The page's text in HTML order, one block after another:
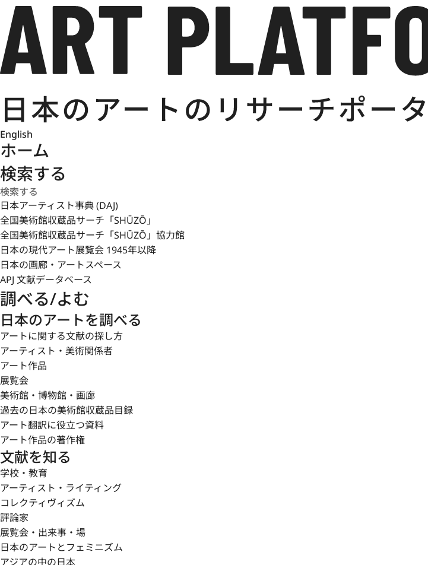
English
ホーム
検索する
日本アーティスト事典 (DAJ)
全国美術館収蔵品サーチ「SHŪZŌ」
全国美術館収蔵品サーチ「SHŪZŌ」協力館
日本の現代アート展覧会 1945年以降
日本の画廊・アートスペース
APJ 文献データベース
調べる/よむ
日本のアートを調べる
アートに関する文献の探し方
アーティスト・美術関係者
アート作品
展覧会
美術館・博物館・画廊
過去の日本の美術館収蔵品目録
アート翻訳に役立つ資料
アート作品の著作権
文献を知る
学校・教育
アーティスト・ライティング
コレクティヴィズム
評論家
展覧会・出来事・場
日本のアートとフェミニズム
アジアの中の日本